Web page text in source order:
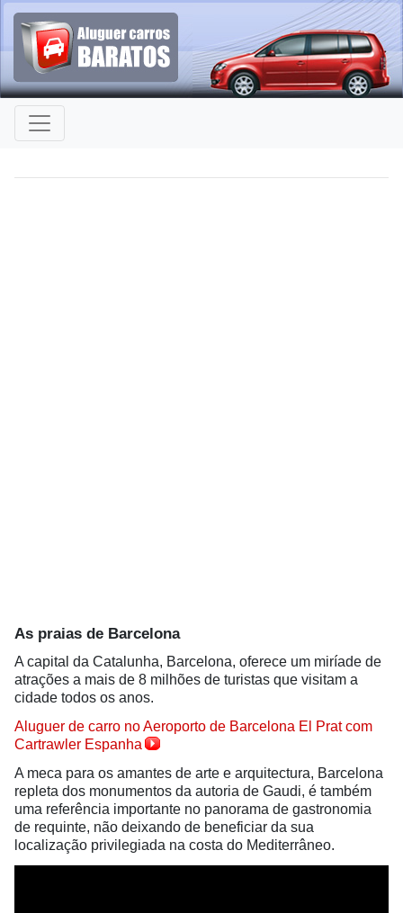
As praias de Barcelona
A capital da Catalunha, Barcelona, oferece um miríade de
atrações a mais de 8 milhões de turistas que visitam a
cidade todos os anos.
Aluguer de carro no Aeroporto de Barcelona El Prat com
Cartrawler Espanha
A meca para os amantes de arte e arquitectura, Barcelona
repleta dos monumentos da autoria de Gaudi, é também
uma referência importante no panorama de gastronomia
de requinte, não deixando de beneficiar da sua
localização privilegiada na costa do Mediterrâneo.